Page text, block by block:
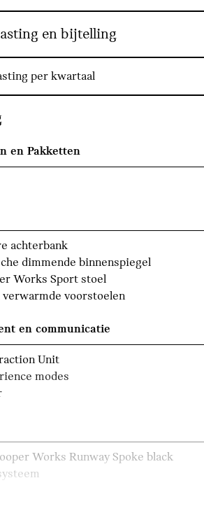
en bijtelling
per kwartaal
en Pakketten
achterbank
dimmende binnenspiegel
Works Sport stoel
voorstoelen
en communicatie
Unit
modes
Works Runway Spoke black